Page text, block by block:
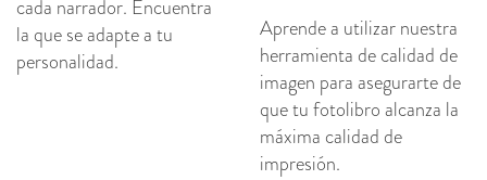
cada narrador. Encuentra
la que se adapte a tu
personalidad.
Aprende a utilizar nuestra
herramienta de calidad de
imagen para asegurarte de
que tu fotolibro alcanza la
máxima calidad de
impresión.